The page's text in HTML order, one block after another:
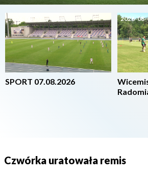
2026-08-07
SPORT 07.08.2026
2026-
Czwórka uratowała remis